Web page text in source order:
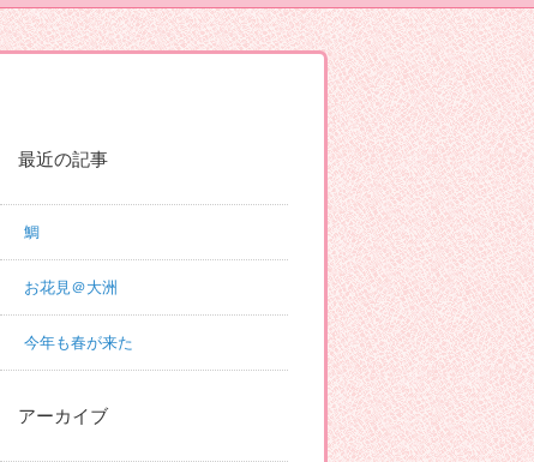
最近の記事
鯛
お花見＠大洲
今年も春が来た
アーカイブ